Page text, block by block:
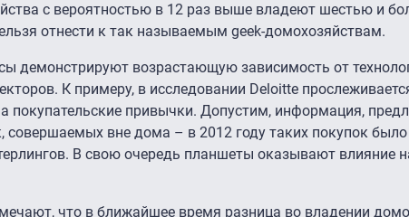
с вероятностью в 12 раз выше владеют шестью и
отнести к так называемым geek-домохозяйствам.
демонстрируют возрастающую зависимость от
К примеру, в исследовании Deloitte
покупательские привычки. Допустим, информация,
совершаемых вне дома – в 2012 году таких покупок
В свою очередь планшеты оказывают влияние
что в ближайшее время разница во владении